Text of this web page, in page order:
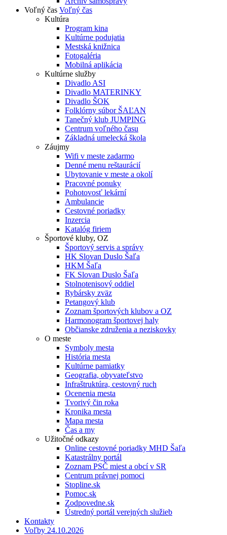
Voľný čas Voľný čas
Kultúra
Program kina
Kultúrne podujatia
Mestská knižnica
Fotogaléria
Mobilná aplikácia
Kultúrne služby
Divadlo ASI
Divadlo MATERINKY
Divadlo ŠOK
Folklórny súbor ŠAĽAN
Tanečný klub JUMPING
Centrum voľného času
Základná umelecká škola
Záujmy
Wifi v meste zadarmo
Denné menu reštaurácií
Ubytovanie v meste a okolí
Pracovné ponuky
Pohotovosť lekární
Ambulancie
Cestovné poriadky
Inzercia
Katalóg firiem
Športové kluby, OZ
Športový servis a správy
HK Slovan Duslo Šaľa
HKM Šaľa
FK Slovan Duslo Šaľa
Stolnotenisový oddiel
Rybársky zväz
Petangový klub
Zoznam športových klubov a OZ
Harmonogram športovej haly
Občianske združenia a neziskovky
O meste
Symboly mesta
História mesta
Kultúrne pamiatky
Geografia, obyvateľstvo
Infraštruktúra, cestovný ruch
Ocenenia mesta
Tvorivý čin roka
Kronika mesta
Mapa mesta
Čas a my
Užitočné odkazy
Online cestovné poriadky MHD Šaľa
Katastrálny portál
Zoznam PSČ miest a obcí v SR
Centrum právnej pomoci
Stopline.sk
Pomoc.sk
Zodpovedne.sk
Ústredný portál verejných služieb
Kontakty
Voľby 24.10.2026